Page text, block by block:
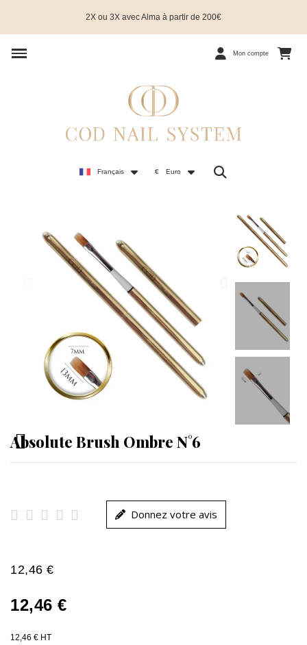
2X ou 3X avec Alma à partir de 200€
Mon compte
Français € Euro
Absolute Brush Ombre N°6
     Donnez votre avis
12,46 €
12,46 €
12,46 € HT